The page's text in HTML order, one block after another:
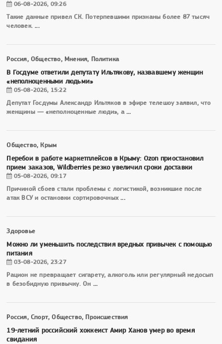
06-08-2026, 09:26
Такие данные привел СК. Потерпевшими признаны более 87 тысяч
человек....
Россия, Общество, Мнения, Политика
В Госдуме ответили депутату Ильтякову, назвавшему женщин
«неполноценными людьми»
05-08-2026, 15:22
Депутат Госдумы Александр Ильтяков в эфире телешоу заявил, что
женщины — «неполноценные люди», а...
Общество, Крым
Перебои в работе маркетплейсов в Крыму: Ozon приостановил
прием заказов, Wildberries резко увеличил сроки доставки
05-08-2026, 09:17
Причиной сбоев стали проблемы с логистикой, возникшие после
атак ВСУ и остановки сортировочных...
Здоровье
Можно ли уменьшить последствия вредных привычек с помощью
питания
03-08-2026, 23:27
Рацион не превращает сигарету, алкоголь или регулярный недосып
в безобидную привычку. Он ...
Россия, Спорт, Общество, Происшествия
19-летний российский хоккеист Амир Ханов умер во время
свидания